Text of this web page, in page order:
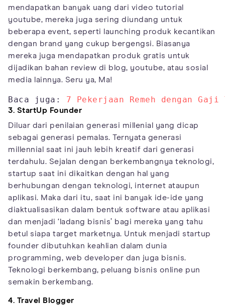
mendapatkan banyak uang dari video tutorial
youtube, mereka juga sering diundang untuk
beberapa event, seperti launching produk kecantikan
dengan brand yang cukup bergengsi. Biasanya
mereka juga mendapatkan produk gratis untuk
dijadikan bahan review di blog, youtube, atau sosial
media lainnya. Seru ya, Ma!
Baca juga: 7 Pekerjaan Remeh dengan
3. StartUp Founder
Diluar dari penilaian generasi millenial yang dicap
sebagai generasi pemalas. Ternyata generasi
millennial saat ini jauh lebih kreatif dari generasi
terdahulu. Sejalan dengan berkembangnya teknologi,
startup saat ini dikaitkan dengan hal yang
berhubungan dengan teknologi, internet ataupun
aplikasi. Maka dari itu, saat ini banyak ide-ide yang
diaktualisasikan dalam bentuk software atau aplikasi
dan menjadi ‘ladang bisnis’ bagi mereka yang tahu
betul siapa target marketnya. Untuk menjadi startup
founder dibutuhkan keahlian dalam dunia
programming, web developer dan juga bisnis.
Teknologi berkembang, peluang bisnis online pun
semakin berkembang.
4. Travel Blogger